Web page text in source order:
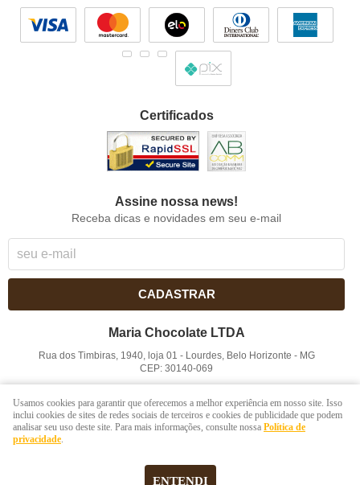
Certificados
Assine nossa news!
Receba dicas e novidades em seu e-mail
CADASTRAR
Maria Chocolate LTDA
Rua dos Timbiras, 1940, loja 01 - Lourdes, Belo Horizonte - MG
CEP: 30140-069
LOJA VIRTUAL CRIADA POR
Usamos cookies para garantir que oferecemos a melhor experiência em nosso site. Isso
inclui cookies de sites de redes sociais de terceiros e cookies de publicidade que podem
analisar seu uso deste site. Para mais informações, consulte nossa Política de
privacidade.
ENTENDI